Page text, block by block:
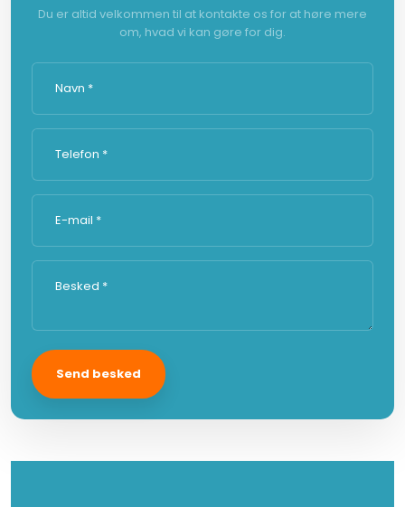
Du er altid velkommen til at kontakte os for at høre mere
om, hvad vi kan gøre for dig.